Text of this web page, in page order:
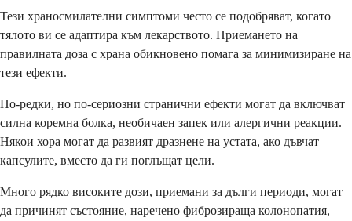
Тези храносмилателни симптоми често се подобряват, когато
тялото ви се адаптира към лекарството. Приемането на
правилната доза с храна обикновено помага за минимизиране на
тези ефекти.
По-редки, но по-сериозни странични ефекти могат да включват
силна коремна болка, необичаен запек или алергични реакции.
Някои хора могат да развият дразнене на устата, ако дъвчат
капсулите, вместо да ги поглъщат цели.
Много рядко високите дози, приемани за дълги периоди, могат
да причинят състояние, наречено фиброзираща колонопатия,